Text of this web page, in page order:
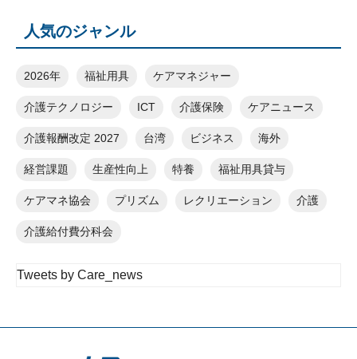
人気のジャンル
2026年 福祉用具 ケアマネジャー
介護テクノロジー ICT 介護保険 ケアニュース
介護報酬改定 2027 台湾 ビジネス 海外
経営課題 生産性向上 特養 福祉用具貸与
ケアマネ協会 プリズム レクリエーション 介護
介護給付費分科会
Tweets by Care_news